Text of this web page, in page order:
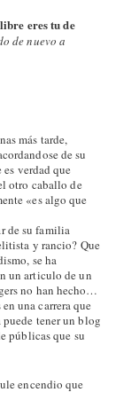
eres tu de
de nuevo a
más tarde,
de su
verdad que
otro caballo de
«es algo que
de su familia
y rancio? Que
se ha
un articulo de un
no han hecho…
una carrera que
tener un blog
públicas que su
encendio que